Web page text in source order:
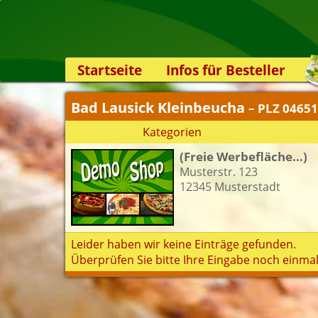
Startseite
Infos für Besteller
Lieferservice-App
Weiterempfehlen
Newsletter
Sicherheit
Kontakt
Bad Lausick Kleinbeucha – PLZ 04651
Kategorien
(Freie Werbefläche...)
Musterstr. 123
12345 Musterstadt
Leider haben wir keine Einträge gefunden.
Überprüfen Sie bitte Ihre Eingabe noch